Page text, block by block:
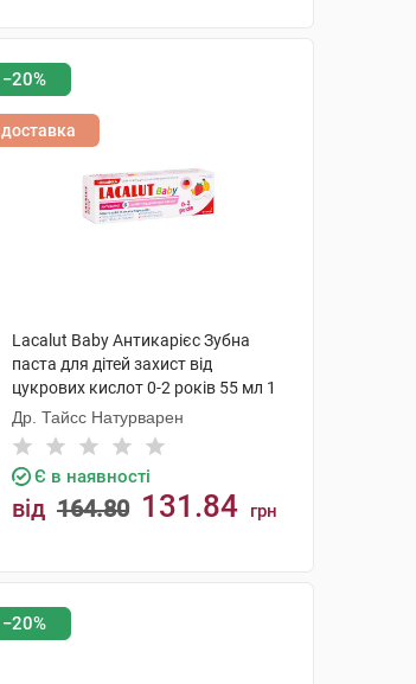
−20%
доставка
Lacalut Baby Антикарієс Зубна
паста для дітей захист від
цукрових кислот 0-2 років 55 мл 1
туба
Др. Тайсс Натурварен
Є в наявності
від 164.80 131.84 грн
−20%